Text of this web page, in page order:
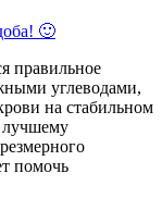
🙂
правильное
углеводами,
на стабильном
лучшему
помочь